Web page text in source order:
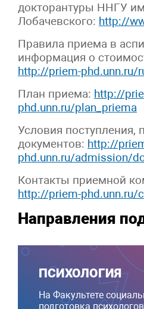
докторантуры ННГУ
Лобачевского: http://
Правила приема в
информация о
http://priem-phd.unn.ru/
План приема: http://
phd.unn.ru/plan_priema
Условия поступления,
документов: http://
phd.unn.ru/admission/
Контакты приемной
http://priem-phd.unn.ru/
Направления
ПСИХОЛОГИЯ
На Факультете
подготовка